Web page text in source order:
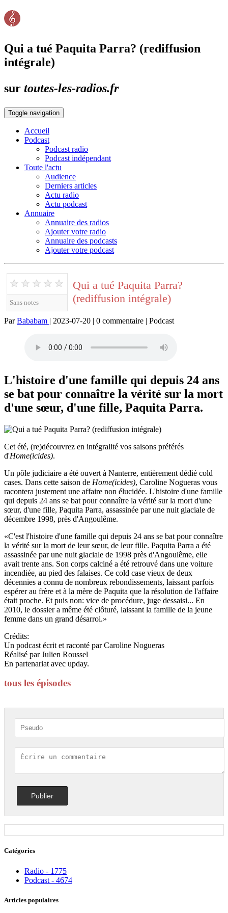
Qui a tué Paquita Parra? (rediffusion
intégrale)
sur toutes-les-radios.fr
Toggle navigation
Accueil
Podcast
Podcast radio
Podcast indépendant
Toute l'actu
Audience
Derniers articles
Actu radio
Actu podcast
Annuaire
Annuaire des radios
Ajouter votre radio
Annuaire des podcasts
Ajouter votre podcast
★ ★ ★ ★ ★
Sans notes
Qui a tué Paquita Parra?
(rediffusion intégrale)
ParBababam | 2023-07-20 | 0 commentaire | Podcast
L'histoire d'une famille qui depuis 24 ans
se bat pour connaître la vérité sur la mort
d'une sœur, d'une fille, Paquita Parra.
Cet été, (re)découvrez en intégralité vos saisons préférés
d'Home(icides).
Un pôle judiciaire a été ouvert à Nanterre, entièrement dédié cold
cases. Dans cette saison de Home(icides), Caroline Nogueras vous
racontera justement une affaire non élucidée. L'histoire d'une famille
qui depuis 24 ans se bat pour connaître la vérité sur la mort d'une
sœur, d'une fille, Paquita Parra, assassinée par une nuit glaciale de
décembre 1998, près d'Angoulême.
«C'est l'histoire d'une famille qui depuis 24 ans se bat pour connaître
la vérité sur la mort de leur sœur, de leur fille. Paquita Parra a été
assassinée par une nuit glaciale de 1998 près d'Angoulême, elle
avait trente ans. Son corps calciné a été retrouvé dans une voiture
incendiée, au pied des falaises. Ce cold case vieux de deux
décennies a connu de nombreux rebondissements, laissant parfois
espérer au frère et à la mère de Paquita que la résolution de l'affaire
était proche. Et puis non: vice de procédure, juge dessaisi... En
2010, le dossier a même été clôturé, laissant la famille de la jeune
femme dans un grand désarroi.»
Crédits:
Un podcast écrit et raconté par Caroline Nogueras
Réalisé par Julien Roussel
En partenariat avec upday.
tous les épisodes
Catégories
Radio - 1775
Podcast - 4674
Articles populaires